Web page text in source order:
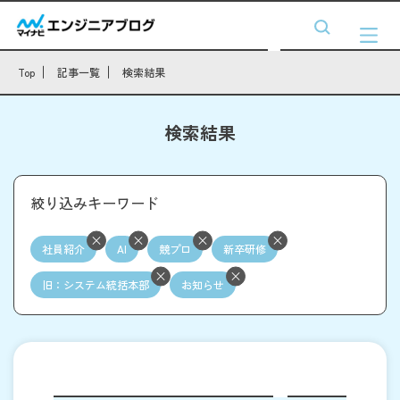
Top 記事一覧 検索結果
検索結果
絞り込みキーワード
社員紹介 AI 競プロ 新卒研修
旧：システム統括本部 お知らせ